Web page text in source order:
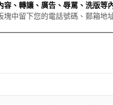
容、轉讓、廣告、辱罵、洗版等
塊中留下您的電話號碼、郵箱地